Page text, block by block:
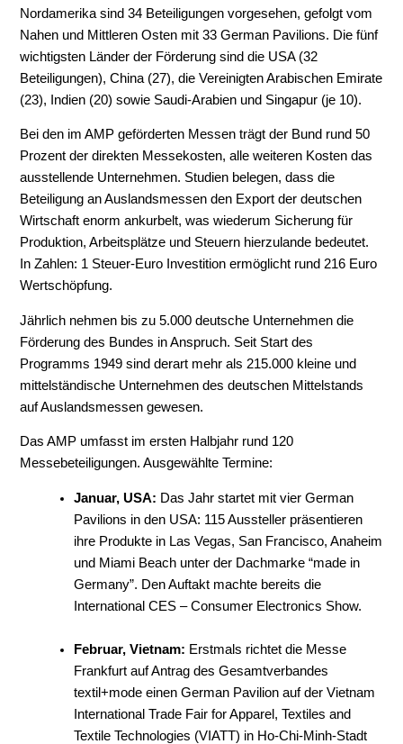
Nordamerika sind 34 Beteiligungen vorgesehen, gefolgt vom
Nahen und Mittleren Osten mit 33 German Pavilions. Die fünf
wichtigsten Länder der Förderung sind die USA (32
Beteiligungen), China (27), die Vereinigten Arabischen Emirate
(23), Indien (20) sowie Saudi-Arabien und Singapur (je 10).
Bei den im AMP geförderten Messen trägt der Bund rund 50
Prozent der direkten Messekosten, alle weiteren Kosten das
ausstellende Unternehmen. Studien belegen, dass die
Beteiligung an Auslandsmessen den Export der deutschen
Wirtschaft enorm ankurbelt, was wiederum Sicherung für
Produktion, Arbeitsplätze und Steuern hierzulande bedeutet.
In Zahlen: 1 Steuer-Euro Investition ermöglicht rund 216 Euro
Wertschöpfung.
Jährlich nehmen bis zu 5.000 deutsche Unternehmen die
Förderung des Bundes in Anspruch. Seit Start des
Programms 1949 sind derart mehr als 215.000 kleine und
mittelständische Unternehmen des deutschen Mittelstands
auf Auslandsmessen gewesen.
Das AMP umfasst im ersten Halbjahr rund 120
Messebeteiligungen. Ausgewählte Termine:
Januar, USA: Das Jahr startet mit vier German
Pavilions in den USA: 115 Aussteller präsentieren
ihre Produkte in Las Vegas, San Francisco, Anaheim
und Miami Beach unter der Dachmarke “made in
Germany”. Den Auftakt machte bereits die
International CES – Consumer Electronics Show.
Februar, Vietnam: Erstmals richtet die Messe
Frankfurt auf Antrag des Gesamtverbandes
textil+mode einen German Pavilion auf der Vietnam
International Trade Fair for Apparel, Textiles and
Textile Technologies (VIATT) in Ho-Chi-Minh-Stadt